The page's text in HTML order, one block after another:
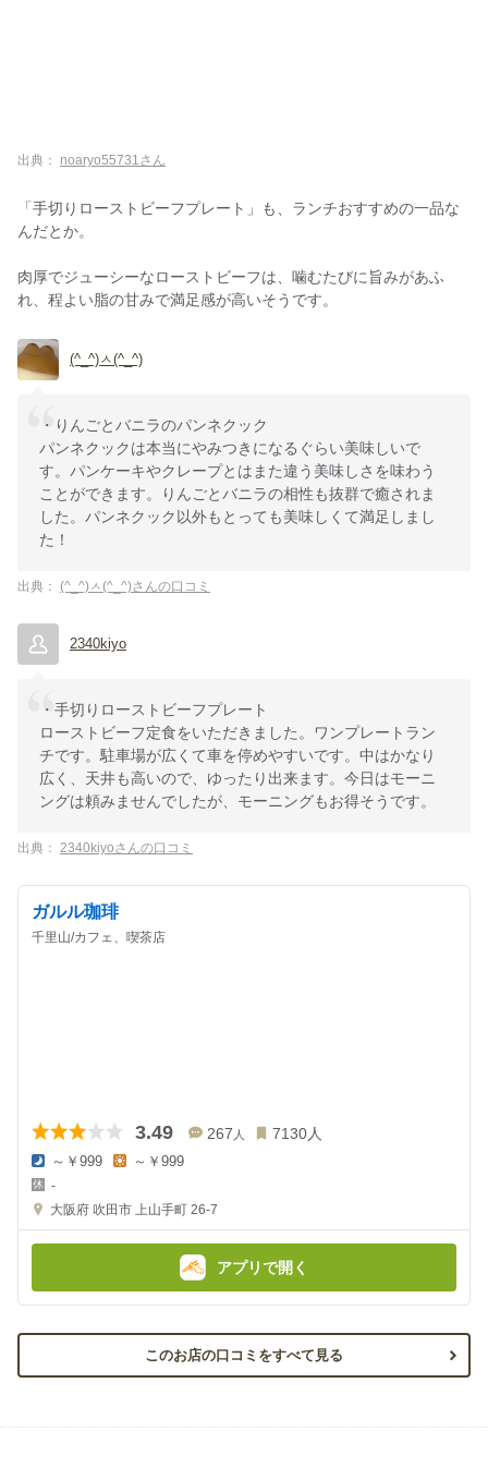
出典： noaryo55731さん
「手切りローストビーフプレート」も、ランチおすすめの一品な
んだとか。
肉厚でジューシーなローストビーフは、噛むたびに旨みがあふ
れ、程よい脂の甘みで満足感が高いそうです。
(^_^)ㅅ(^_^)
・りんごとバニラのパンネクック
パンネクックは本当にやみつきになるぐらい美味しいで
す。パンケーキやクレープとはまた違う美味しさを味わう
ことができます。りんごとバニラの相性も抜群で癒されま
した。パンネクック以外もとっても美味しくて満足しまし
た！
出典： (^_^)ㅅ(^_^)さんの口コミ
2340kiyo
・手切りローストビーフプレート
ローストビーフ定食をいただきました。ワンプレートラン
チです。駐車場が広くて車を停めやすいです。中はかなり
広く、天井も高いので、ゆったり出来ます。今日はモーニ
ングは頼みませんでしたが、モーニングもお得そうです。
出典： 2340kiyoさんの口コミ
ガルル珈琲
千里山/カフェ、喫茶店
3.49 267 人 7130人
夜
の
金
～￥999
金
額
～￥999
-
大阪府 吹田市 上山手町 26-7
アプリで開く
このお店の口コミをすべて見る